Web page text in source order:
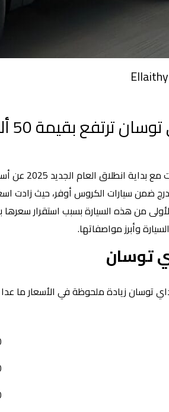
أعلن
الأولى من هذه السيارة بسبب استقرار
وأبرز مواصفاتها.
توسان
توسان زيادة ملحوظة في الأسعار ما